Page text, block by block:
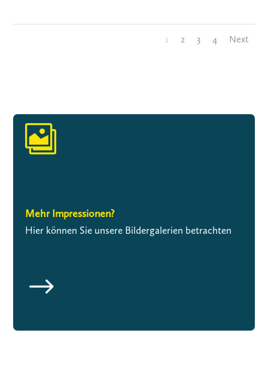
1 2 3 4 Next

Mehr Impressionen?
Hier können Sie unsere Bildergalerien betrachten
$